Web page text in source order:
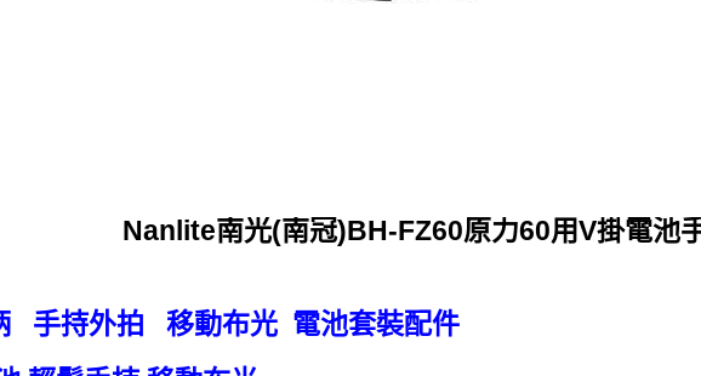
Nanlite南光(南冠)BH-FZ60原力60用V掛電池
手持外拍 移動布光 電池套裝配件